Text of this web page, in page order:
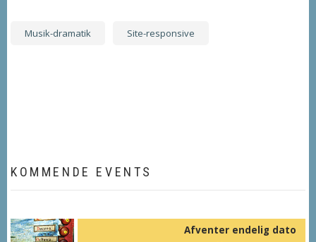
Musik-dramatik Site-responsive
KOMMENDE EVENTS
Afventer endelig dato